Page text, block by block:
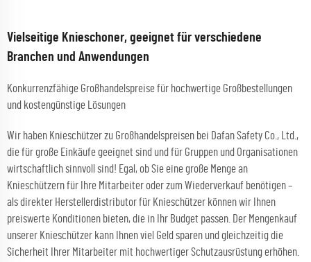
Vielseitige Knieschoner, geeignet für verschiedene
Branchen und Anwendungen
Konkurrenzfähige Großhandelspreise für hochwertige Großbestellungen
und kostengünstige Lösungen
Wir haben Knieschützer zu Großhandelspreisen bei Dafan Safety Co., Ltd.,
die für große Einkäufe geeignet sind und für Gruppen und Organisationen
wirtschaftlich sinnvoll sind! Egal, ob Sie eine große Menge an
Knieschützern für Ihre Mitarbeiter oder zum Wiederverkauf benötigen –
als direkter Herstellerdistributor für Knieschützer können wir Ihnen
preiswerte Konditionen bieten, die in Ihr Budget passen. Der Mengenkauf
unserer Knieschützer kann Ihnen viel Geld sparen und gleichzeitig die
Sicherheit Ihrer Mitarbeiter mit hochwertiger Schutzausrüstung erhöhen.